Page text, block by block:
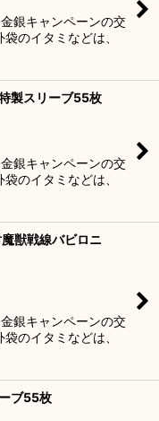
銀キャンペーンの交
のイタミなどは、
製スリーブ55枚
銀キャンペーンの交
のイタミなどは、
獣戦線バビロニ
銀キャンペーンの交
のイタミなどは、
ブ55枚